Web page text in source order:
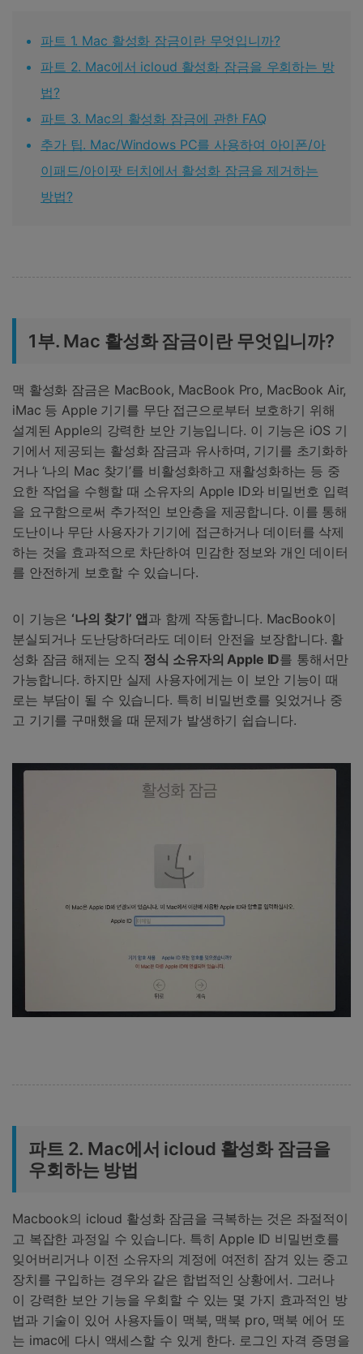
파트 1. Mac 활성화 잠금이란 무엇입니까?
파트 2. Mac에서 icloud 활성화 잠금을 우회하는 방
법?
파트 3. Mac의 활성화 잠금에 관한 FAQ
추가 팁. Mac/Windows PC를 사용하여 아이폰/아
이패드/아이팟 터치에서 활성화 잠금을 제거하는
방법?
1부. Mac 활성화 잠금이란 무엇입니까?
맥 활성화 잠금은 MacBook, MacBook Pro, MacBook Air,
iMac 등 Apple 기기를 무단 접근으로부터 보호하기 위해
설계된 Apple의 강력한 보안 기능입니다. 이 기능은 iOS 기
기에서 제공되는 활성화 잠금과 유사하며, 기기를 초기화하
거나 ‘나의 Mac 찾기’를 비활성화하고 재활성화하는 등 중
요한 작업을 수행할 때 소유자의 Apple ID와 비밀번호 입력
을 요구함으로써 추가적인 보안층을 제공합니다. 이를 통해
도난이나 무단 사용자가 기기에 접근하거나 데이터를 삭제
하는 것을 효과적으로 차단하여 민감한 정보와 개인 데이터
를 안전하게 보호할 수 있습니다.
이 기능은 ‘나의 찾기’ 앱과 함께 작동합니다. MacBook이
분실되거나 도난당하더라도 데이터 안전을 보장합니다. 활
성화 잠금 해제는 오직 정식 소유자의 Apple ID를 통해서만
가능합니다. 하지만 실제 사용자에게는 이 보안 기능이 때
로는 부담이 될 수 있습니다. 특히 비밀번호를 잊었거나 중
고 기기를 구매했을 때 문제가 발생하기 쉽습니다.
파트 2. Mac에서 icloud 활성화 잠금을
우회하는 방법
Macbook의 icloud 활성화 잠금을 극복하는 것은 좌절적이
고 복잡한 과정일 수 있습니다. 특히 Apple ID 비밀번호를
잊어버리거나 이전 소유자의 계정에 여전히 잠겨 있는 중고
장치를 구입하는 경우와 같은 합법적인 상황에서. 그러나
이 강력한 보안 기능을 우회할 수 있는 몇 가지 효과적인 방
법과 기술이 있어 사용자들이 맥북, 맥북 pro, 맥북 에어 또
는 imac에 다시 액세스할 수 있게 한다. 로그인 자격 증명을